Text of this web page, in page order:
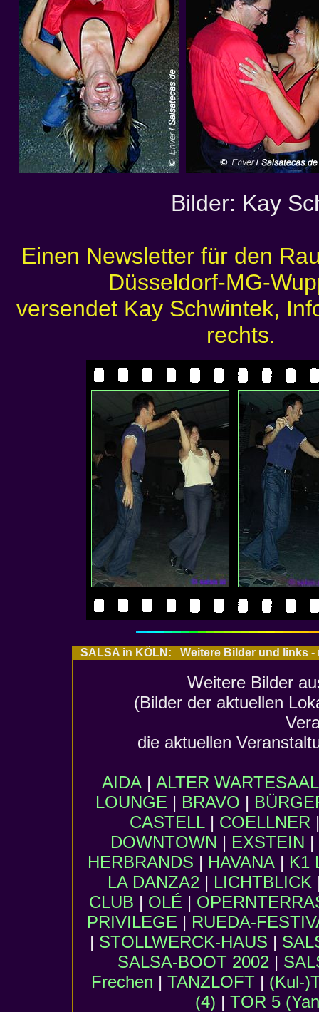
Bilder: Kay
Einen Newsletter für den
Düsseldorf-MG-
versendet Kay Schwintek,
rechts.
SALSA in KÖLN: Weitere Bilder und links
Weitere Bilder
(Bilder der aktuellen
die aktuellen
AIDA| ALTER WARTESAAL
LOUNGE | BRAVO |
CASTELL | COELLNER
DOWNTOWN | EXSTEIN |
HERBRANDS | HAVANA| K1
LA DANZA2| LICHTBLICK
CLUB | OLÉ |
PRIVILEGE | RUEDA-
| STOLLWERCK-HAUS |
SALSA-BOOT 2002|
Frechen | TANZLOFT | (Kul-
(4) | TOR 5